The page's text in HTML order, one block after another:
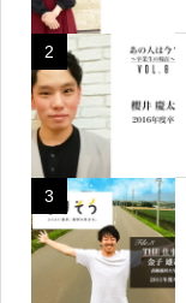
2
3